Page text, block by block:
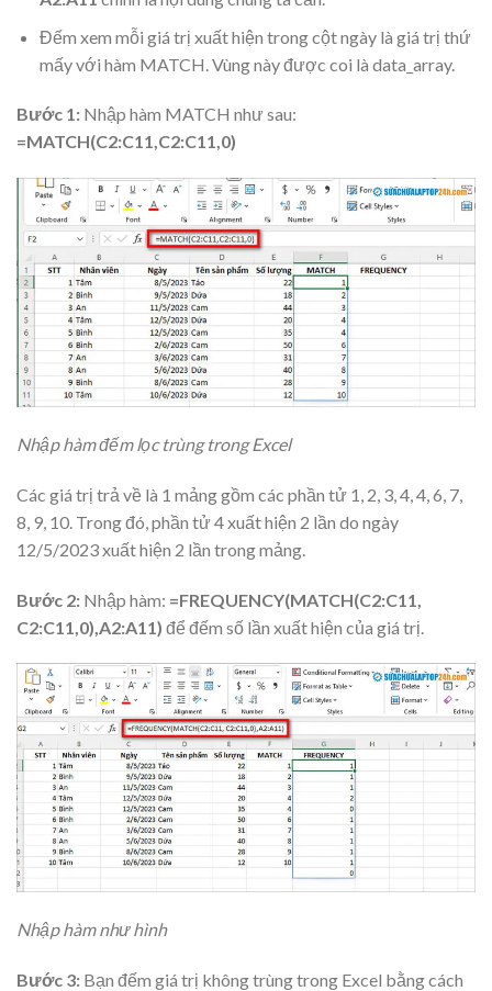
Đếm xem mỗi giá trị xuất hiện trong cột ngày là giá trị thứ
mấy với hàm MATCH. Vùng này được coi là data_array.
Bước 1: Nhập hàm MATCH như sau:
=MATCH(C2:C11,C2:C11,0)
Nhập hàm đếm lọc trùng trong Excel
Các giá trị trả về là 1 mảng gồm các phần tử 1, 2, 3, 4, 4, 6, 7,
8, 9, 10. Trong đó, phần tử 4 xuất hiện 2 lần do ngày
12/5/2023 xuất hiện 2 lần trong mảng.
Bước 2: Nhập hàm: =FREQUENCY(MATCH(C2:C11,
C2:C11,0),A2:A11) để đếm số lần xuất hiện của giá trị.
Nhập hàm như hình
Bước 3: Bạn đếm giá trị không trùng trong Excel bằng cách